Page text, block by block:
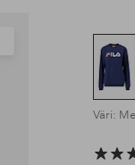
Väri: